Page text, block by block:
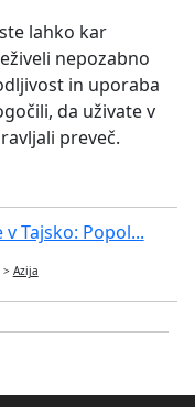
lahko kar
nepozabno
in uporaba
da uživate v
preveč.
Tajsko: Popol...
> Azija